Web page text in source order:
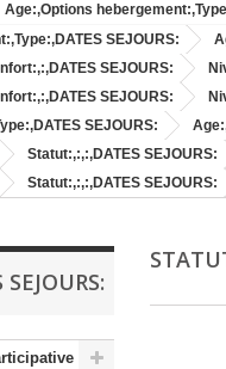
Age:,Options
SEJOURS:
SEJOURS:
SEJOURS:
SEJOURS:
Statut:,:,:,DATES SEJOURS:
Statut:,:,:,DATES SEJOURS: